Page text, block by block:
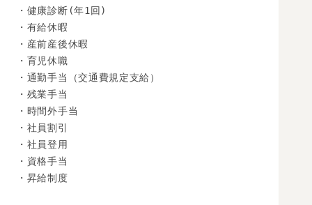
・健康診断(年1回)
・有給休暇
・産前産後休暇
・育児休職
・通勤手当（交通費規定支給）
・残業手当
・時間外手当
・社員割引
・社員登用
・資格手当
・昇給制度